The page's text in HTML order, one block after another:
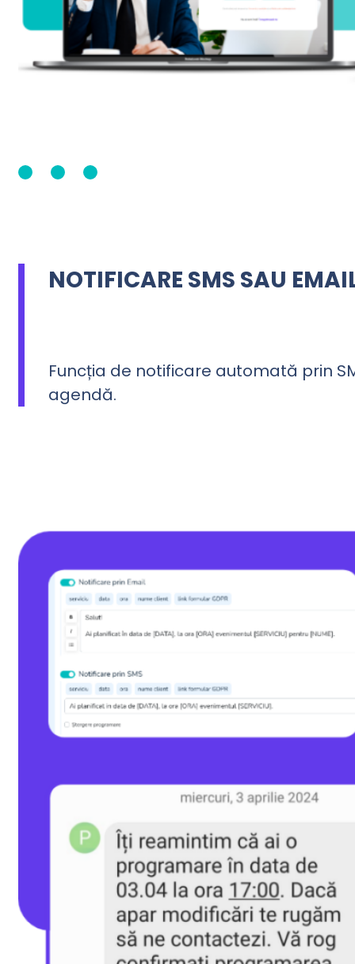
NOTIFICARE SMS SAU
Funcția de notificare automată prin
agendă.